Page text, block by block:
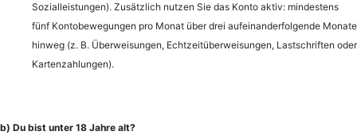
Sozialleistungen). Zusätzlich nutzen Sie das Konto aktiv: mindestens
fünf Kontobewegungen pro Monat über drei aufeinanderfolgende Monate
hinweg (z. B. Überweisungen, Echtzeitüberweisungen, Lastschriften oder
Kartenzahlungen).
b) Du bist unter 18 Jahre alt?